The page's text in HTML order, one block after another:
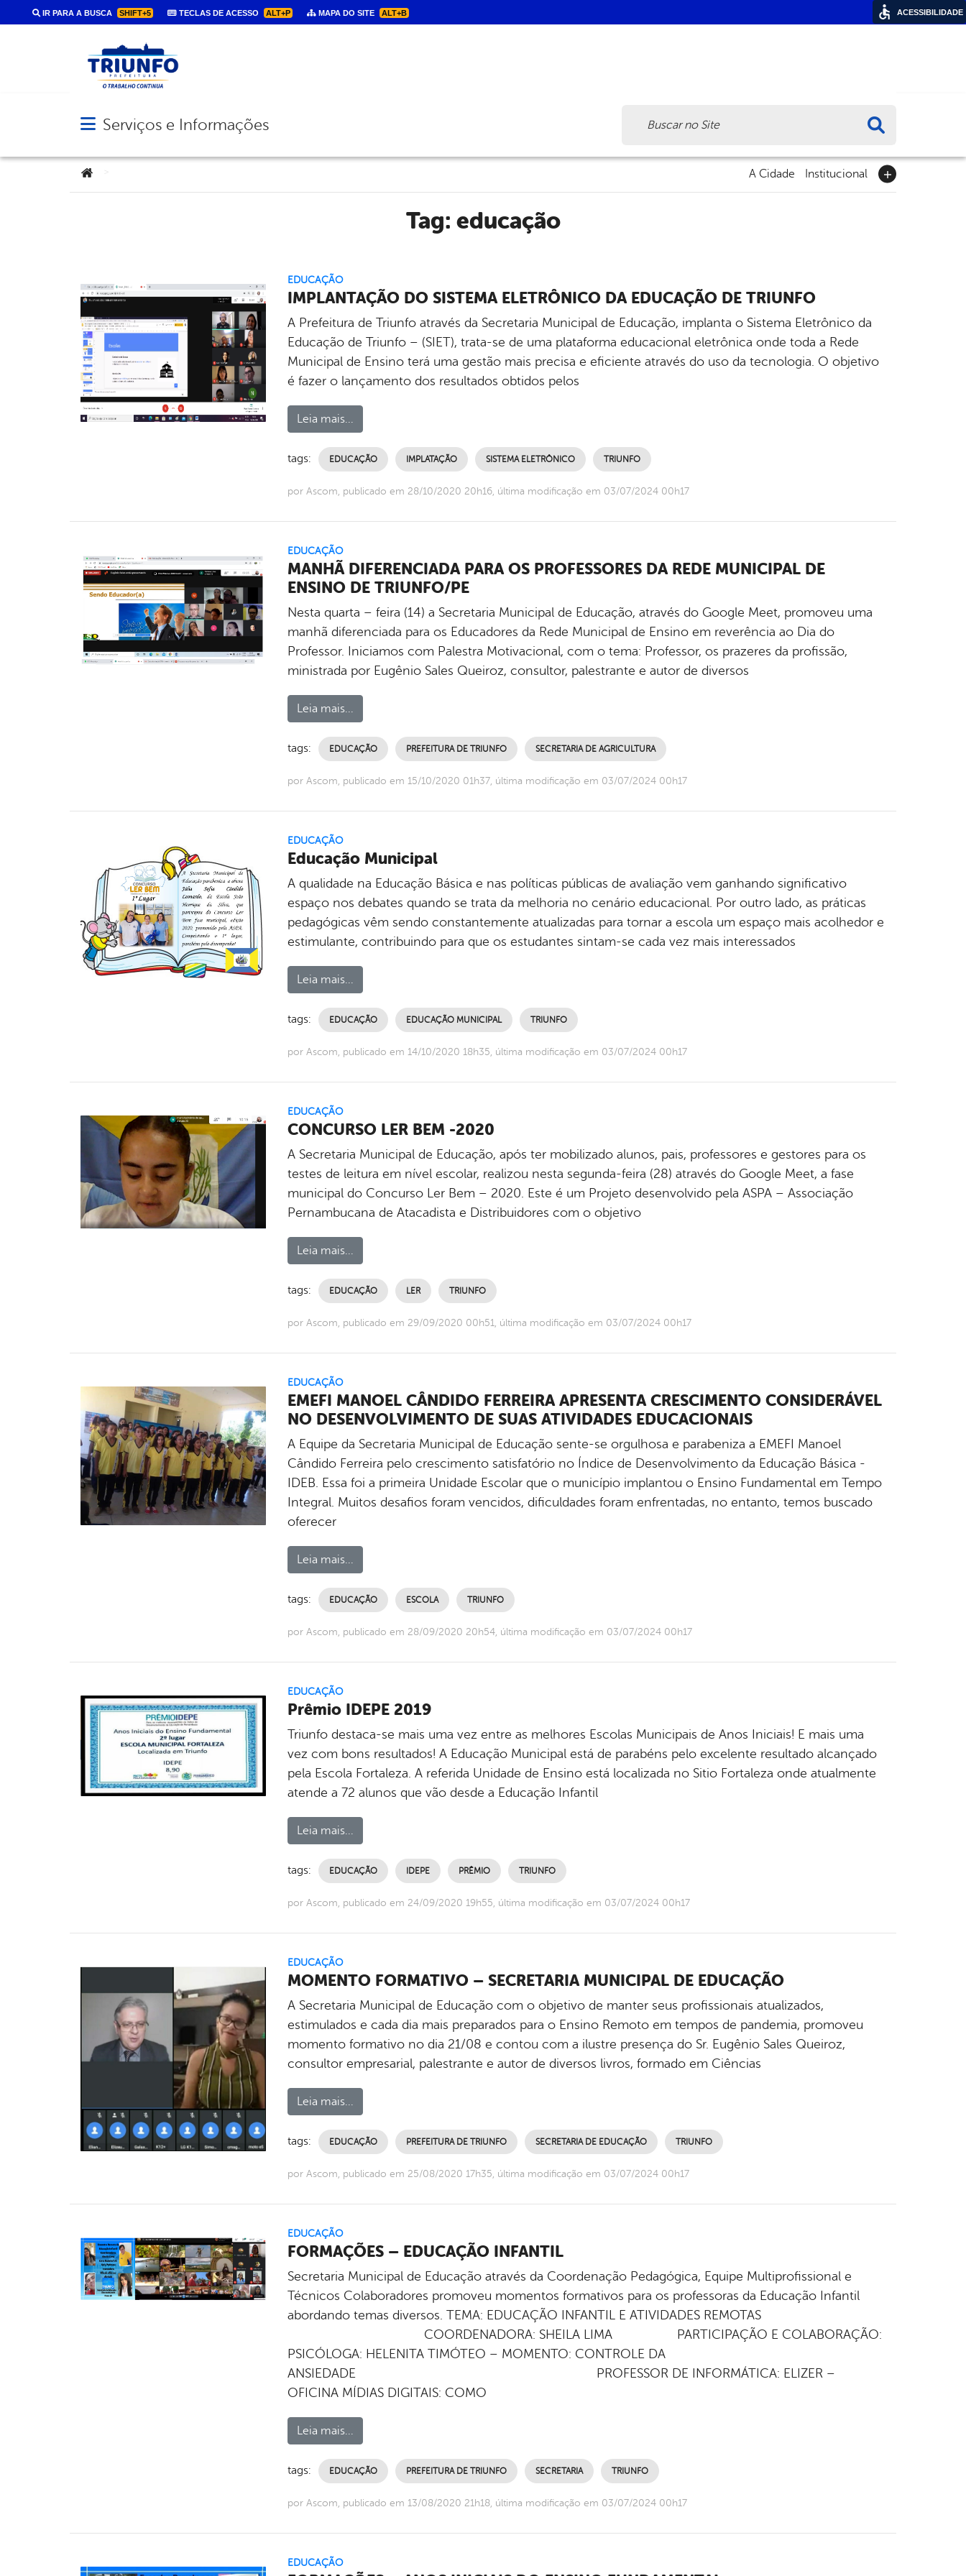
IR PARA A BUSCA SHIFT+5 TECLAS DE ACESSO ALT+P MAPA DO SITE ALT+B
Abrir menu principal de navegação
Serviços e Informações
Você está aqui: A Cidade Institucional
Tag: educação
EDUCAÇÃO
IMPLANTAÇÃO DO SISTEMA ELETRÔNICO DA EDUCAÇÃO DE TRIUNFO
A Prefeitura de Triunfo através da Secretaria Municipal de Educação, implanta o Sistema Eletrônico da
Educação de Triunfo – (SIET), trata-se de uma plataforma educacional eletrônica onde toda a Rede
Municipal de Ensino terá uma gestão mais precisa e eficiente através do uso da tecnologia. O objetivo
é fazer o lançamento dos resultados obtidos pelos
Leia mais...
tags: EDUCAÇÃO IMPLATAÇÃO SISTEMA ELETRÔNICO TRIUNFO
por Ascom, publicado em 28/10/2020 20h16, última modificação em 03/07/2024 00h17
EDUCAÇÃO
MANHÃ DIFERENCIADA PARA OS PROFESSORES DA REDE MUNICIPAL DE
ENSINO DE TRIUNFO/PE
Nesta quarta – feira (14) a Secretaria Municipal de Educação, através do Google Meet, promoveu uma
manhã diferenciada para os Educadores da Rede Municipal de Ensino em reverência ao Dia do
Professor. Iniciamos com Palestra Motivacional, com o tema: Professor, os prazeres da profissão,
ministrada por Eugênio Sales Queiroz, consultor, palestrante e autor de diversos
Leia mais...
tags: EDUCAÇÃO PREFEITURA DE TRIUNFO SECRETARIA DE AGRICULTURA
por Ascom, publicado em 15/10/2020 01h37, última modificação em 03/07/2024 00h17
EDUCAÇÃO
Educação Municipal
A qualidade na Educação Básica e nas políticas públicas de avaliação vem ganhando significativo
espaço nos debates quando se trata da melhoria no cenário educacional. Por outro lado, as práticas
pedagógicas vêm sendo constantemente atualizadas para tornar a escola um espaço mais acolhedor e
estimulante, contribuindo para que os estudantes sintam-se cada vez mais interessados
Leia mais...
tags: EDUCAÇÃO EDUCAÇÃO MUNICIPAL TRIUNFO
por Ascom, publicado em 14/10/2020 18h35, última modificação em 03/07/2024 00h17
EDUCAÇÃO
CONCURSO LER BEM -2020
A Secretaria Municipal de Educação, após ter mobilizado alunos, pais, professores e gestores para os
testes de leitura em nível escolar, realizou nesta segunda-feira (28) através do Google Meet, a fase
municipal do Concurso Ler Bem – 2020. Este é um Projeto desenvolvido pela ASPA – Associação
Pernambucana de Atacadista e Distribuidores com o objetivo
Leia mais...
tags: EDUCAÇÃO LER TRIUNFO
por Ascom, publicado em 29/09/2020 00h51, última modificação em 03/07/2024 00h17
EDUCAÇÃO
EMEFI MANOEL CÂNDIDO FERREIRA APRESENTA CRESCIMENTO CONSIDERÁVEL
NO DESENVOLVIMENTO DE SUAS ATIVIDADES EDUCACIONAIS
A Equipe da Secretaria Municipal de Educação sente-se orgulhosa e parabeniza a EMEFI Manoel
Cândido Ferreira pelo crescimento satisfatório no Índice de Desenvolvimento da Educação Básica -
IDEB. Essa foi a primeira Unidade Escolar que o município implantou o Ensino Fundamental em Tempo
Integral. Muitos desafios foram vencidos, dificuldades foram enfrentadas, no entanto, temos buscado
oferecer
Leia mais...
tags: EDUCAÇÃO ESCOLA TRIUNFO
por Ascom, publicado em 28/09/2020 20h54, última modificação em 03/07/2024 00h17
EDUCAÇÃO
Prêmio IDEPE 2019
Triunfo destaca-se mais uma vez entre as melhores Escolas Municipais de Anos Iniciais! E mais uma
vez com bons resultados! A Educação Municipal está de parabéns pelo excelente resultado alcançado
pela Escola Fortaleza. A referida Unidade de Ensino está localizada no Sitio Fortaleza onde atualmente
atende a 72 alunos que vão desde a Educação Infantil
Leia mais...
tags: EDUCAÇÃO IDEPE PRÊMIO TRIUNFO
por Ascom, publicado em 24/09/2020 19h55, última modificação em 03/07/2024 00h17
EDUCAÇÃO
MOMENTO FORMATIVO – SECRETARIA MUNICIPAL DE EDUCAÇÃO
A Secretaria Municipal de Educação com o objetivo de manter seus profissionais atualizados,
estimulados e cada dia mais preparados para o Ensino Remoto em tempos de pandemia, promoveu
momento formativo no dia 21/08 e contou com a ilustre presença do Sr. Eugênio Sales Queiroz,
consultor empresarial, palestrante e autor de diversos livros, formado em Ciências
Leia mais...
tags: EDUCAÇÃO PREFEITURA DE TRIUNFO SECRETARIA DE EDUCAÇÃO TRIUNFO
por Ascom, publicado em 25/08/2020 17h35, última modificação em 03/07/2024 00h17
EDUCAÇÃO
FORMAÇÕES – EDUCAÇÃO INFANTIL
Secretaria Municipal de Educação através da Coordenação Pedagógica, Equipe Multiprofissional e
Técnicos Colaboradores promoveu momentos formativos para os professoras da Educação Infantil
abordando temas diversos. TEMA: EDUCAÇÃO INFANTIL E ATIVIDADES REMOTAS
COORDENADORA: SHEILA LIMA PARTICIPAÇÃO E COLABORAÇÃO:
PSICÓLOGA: HELENITA TIMÓTEO – MOMENTO: CONTROLE DA
ANSIEDADE PROFESSOR DE INFORMÁTICA: ELIZER –
OFICINA MÍDIAS DIGITAIS: COMO
Leia mais...
tags: EDUCAÇÃO PREFEITURA DE TRIUNFO SECRETARIA TRIUNFO
por Ascom, publicado em 13/08/2020 21h18, última modificação em 03/07/2024 00h17
EDUCAÇÃO
ACESSIBILIDADE